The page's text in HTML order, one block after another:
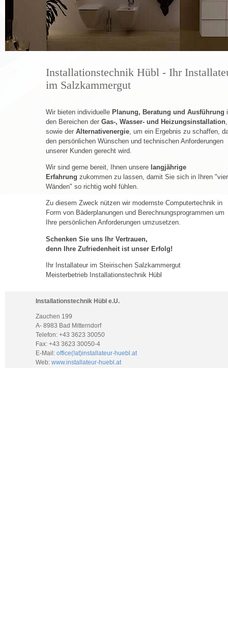
Installationstechnik Hübl - Ihr
im Salzkammergut
Wir bieten individuelle Planung, Beratung und Ausführung
den Bereichen der Gas-, Wasser- und Heizungsinstallation,
sowie der Alternativenergie, um ein Ergebnis zu schaffen,
den persönlichen Wünschen und technischen Anforderungen
unserer Kunden gerecht wird.
Wir sind gerne bereit, Ihnen unsere langjährige
Erfahrung zukommen zu lassen, damit Sie sich in Ihren "vier
Wänden" so richtig wohl fühlen.
Zu diesem Zweck nützen wir modernste Computertechnik in
Form von Bäderplanungen und Berechnungsprogrammen um
Ihre persönlichen Anforderungen umzusetzen.
Schenken Sie uns Ihr Vertrauen,
denn Ihre Zufriedenheit ist unser Erfolg!
Ihr Installateur im Steirischen Salzkammergut
Meisterbetrieb Installationstechnik Hübl
Installationstechnik Hübl e.U.
Zauchen 199
A- 8983 Bad Mitterndorf
Telefon: +43 3623 30050
Fax: +43 3623 30050-4
E-Mail: office(!at)installateur-huebl.at
Web: www.installateur-huebl.at